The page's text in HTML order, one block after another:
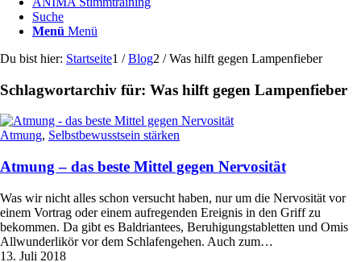
Suche
Menü Menü
Du bist hier: Startseite1 / Blog2 / Was hilft gegen Lampenfieber
Schlagwortarchiv für: Was hilft gegen Lampenfieber
Atmung, Selbstbewusstsein stärken
Atmung – das beste Mittel gegen Nervosität
Was wir nicht alles schon versucht haben, nur um die Nervosität vor
einem Vortrag oder einem aufregenden Ereignis in den Griff zu
bekommen. Da gibt es Baldriantees, Beruhigungstabletten und Omis
Allwunderlikör vor dem Schlafengehen. Auch zum…
13. Juli 2018